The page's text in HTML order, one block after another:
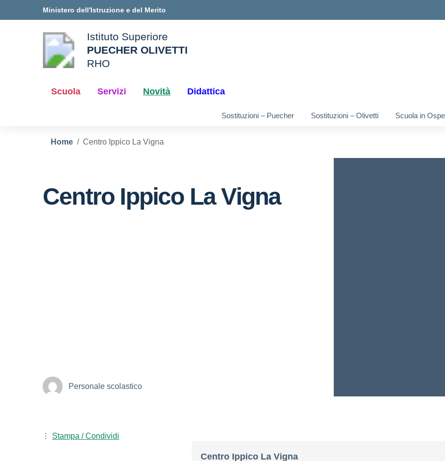
Ministero dell'Istruzione e del Merito
della scuola
Istituto Superiore
PUECHER OLIVETTI
RHO
Scuola Servizi Novità Didattica
Sostituzioni – Puecher Sostituzioni – Olivetti Scuola in
Home Centro Ippico La Vigna
Centro Ippico La Vigna
Personale scolastico
Stampa / Condividi
Centro Ippico La Vigna